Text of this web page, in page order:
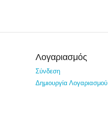
Λογαριασμός
Σύνδεση
Δημιουργία Λογαριασμού